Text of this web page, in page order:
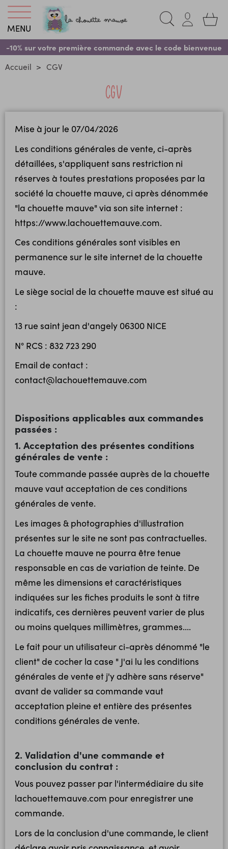
MENU
-10% sur votre première commande avec le code bienvenue
Accueil
CGV
CGV
Mise à jour le 07/04/2026
Les conditions générales de vente, ci-après
détaillées, s'appliquent sans restriction ni
réserves à toutes prestations proposées par la
société la chouette mauve, ci après dénommée
"la chouette mauve" via son site internet :
https://www.lachouettemauve.com.
Ces conditions générales sont visibles en
permanence sur le site internet de la chouette
mauve.
Le siège social de la chouette mauve est situé au
:
13 rue saint jean d'angely 06300 NICE
N° RCS : 832 723 290
Email de contact :
contact@lachouettemauve.com
Dispositions applicables aux commandes
passées :
1. Acceptation des présentes conditions
générales de vente :
Toute commande passée auprès de la chouette
mauve vaut acceptation de ces conditions
générales de vente.
Les images & photographies d'illustration
présentes sur le site ne sont pas contractuelles.
La chouette mauve ne pourra être tenue
responsable en cas de variation de teinte. De
même les dimensions et caractéristiques
indiquées sur les fiches produits le sont à titre
indicatifs, ces dernières peuvent varier de plus
ou moins quelques millimètres, grammes....
Le fait pour un utilisateur ci-après dénommé "le
client" de cocher la case " J'ai lu les conditions
générales de vente et j'y adhère sans réserve"
avant de valider sa commande vaut
acceptation pleine et entière des présentes
conditions générales de vente.
2. Validation d'une commande et
conclusion du contrat :
Vous pouvez passer par l'intermédiaire du site
lachouettemauve.com pour enregistrer une
commande.
Lors de la conclusion d'une commande, le client